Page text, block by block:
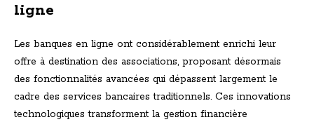
ligne
Les banques en ligne ont considérablement enrichi leur
offre à destination des associations, proposant désormais
des fonctionnalités avancées qui dépassent largement le
cadre des services bancaires traditionnels. Ces innovations
technologiques transforment la gestion financière